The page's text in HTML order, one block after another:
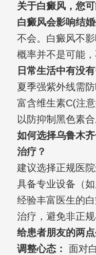
关于白癜风，您
白癜风会影响结
不会。白癜风不
概率并不是可能，
日常生活中有没
夏季强紫外线需
富含维生素C(注
以防抑制黑色素合
如何选择乌鲁木
治疗？
建议选择正规医
具备专业设备（
经验丰富医生的
治疗，避免非正规
给患者朋友的两点
调整心态：
面对